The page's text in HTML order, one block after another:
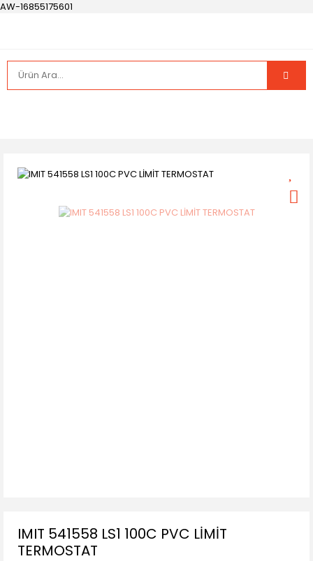
AW-16855175601
IMIT 541558 LS1 100C PVC LİMİT
TERMOSTAT